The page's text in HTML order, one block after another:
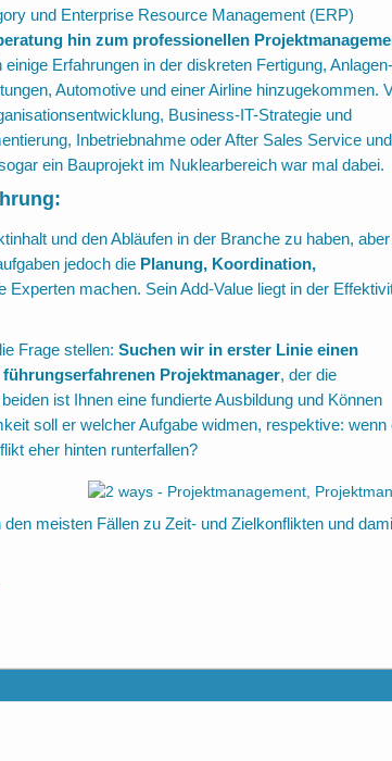
und Enterprise Resource Management (ERP)
hin zum professionellen
Erfahrungen in der diskreten Fertigung,
Automotive und einer Airline hinzugekommen.
Business-IT-Strategie und
Inbetriebnahme oder After Sales Service und
ein Bauprojekt im Nuklearbereich war mal dabei.
und den Abläufen in der Branche zu haben,
jedoch die Planung, Koordination,
Experten machen. Sein Add-Value liegt in der
Frage stellen: Suchen wir in erster Linie einen
Projektmanager, der die
ist Ihnen eine fundierte Ausbildung und Können
soll er welcher Aufgabe widmen, respektive: wenn
eher hinten runterfallen?
meisten Fällen zu Zeit- und Zielkonflikten und